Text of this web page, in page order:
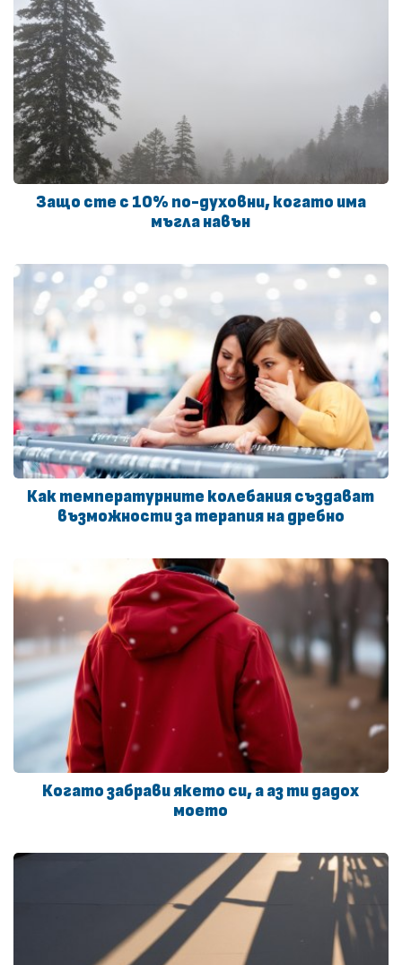
Защо сте с 10% по-духовни, когато има
мъгла навън
Как температурните колебания създават
възможности за терапия на дребно
Когато забрави якето си, а аз ти дадох
моето